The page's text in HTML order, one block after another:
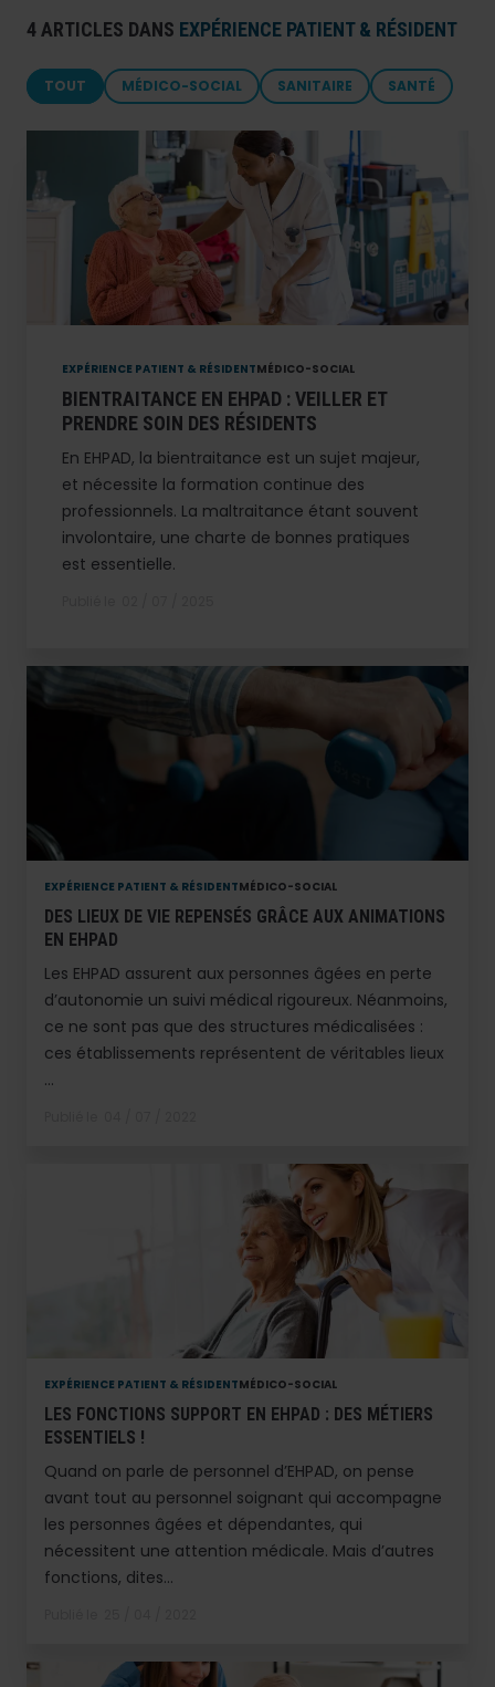
4 ARTICLES DANS EXPÉRIENCE PATIENT & RÉSIDENT
TOUT MÉDICO-SOCIAL SANITAIRE SANTÉ
EXPÉRIENCE PATIENT & RÉSIDENTMÉDICO-SOCIAL
BIENTRAITANCE EN EHPAD : VEILLER ET
PRENDRE SOIN DES RÉSIDENTS
En EHPAD, la bientraitance est un sujet majeur,
et nécessite la formation continue des
professionnels. La maltraitance étant souvent
involontaire, une charte de bonnes pratiques
est essentielle.
EXPÉRIENCE PATIENT & RÉSIDENTMÉDICO-SOCIAL
DES LIEUX DE VIE REPENSÉS GRÂCE AUX ANIMATIONS
EN EHPAD
Les EHPAD assurent aux personnes âgées en perte
d’autonomie un suivi médical rigoureux. Néanmoins,
ce ne sont pas que des structures médicalisées :
ces établissements représentent de véritables lieux
...
EXPÉRIENCE PATIENT & RÉSIDENTMÉDICO-SOCIAL
LES FONCTIONS SUPPORT EN EHPAD : DES MÉTIERS
ESSENTIELS !
Quand on parle de personnel d’EHPAD, on pense
avant tout au personnel soignant qui accompagne
les personnes âgées et dépendantes, qui
nécessitent une attention médicale. Mais d’autres
fonctions, dites...